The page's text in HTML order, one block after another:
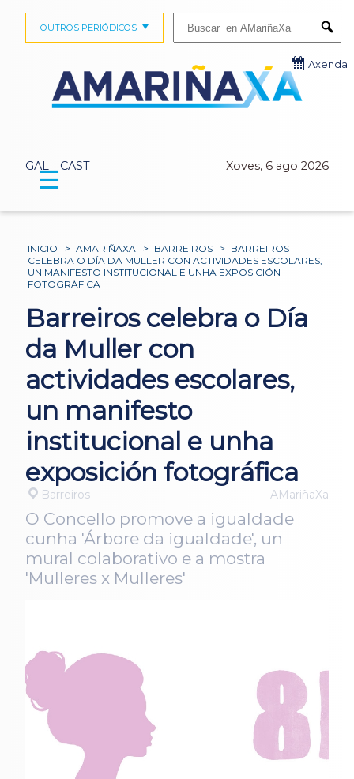
GAL CAST Xoves, 6 ago 2026
OUTROS PERIÓDICOS
Axenda
☰
INICIO > AMARIÑAXA > BARREIROS > BARREIROS
CELEBRA O DÍA DA MULLER CON ACTIVIDADES ESCOLARES,
UN MANIFESTO INSTITUCIONAL E UNHA EXPOSICIÓN
FOTOGRÁFICA
Barreiros celebra o Día
da Muller con
actividades escolares,
un manifesto
institucional e unha
exposición fotográfica
Barreiros AMariñaXa
O Concello promove a igualdade
cunha 'Árbore da igualdade', un
mural colaborativo e a mostra
'Mulleres x Mulleres'